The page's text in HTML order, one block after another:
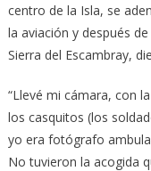
centro de la Isla, se
la aviación y después
Sierra del Escambray,
“Llevé mi cámara, con
los casquitos (los
yo era fotógrafo
No tuvieron la acogida